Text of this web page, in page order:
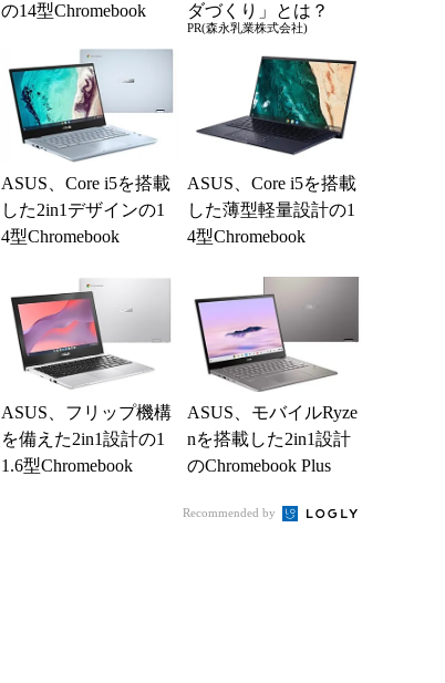
の14型Chromebook
ダづくり」とは？
PR(森永乳業株式会社)
ASUS、Core i5を搭載
した2in1デザインの1
4型Chromebook
ASUS、Core i5を搭載
した薄型軽量設計の1
4型Chromebook
ASUS、フリップ機構
を備えた2in1設計の1
1.6型Chromebook
ASUS、モバイルRyze
nを搭載した2in1設計
のChromebook Plus
Recommended by